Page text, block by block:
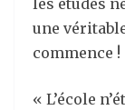
les études
une
commence !
« L’école